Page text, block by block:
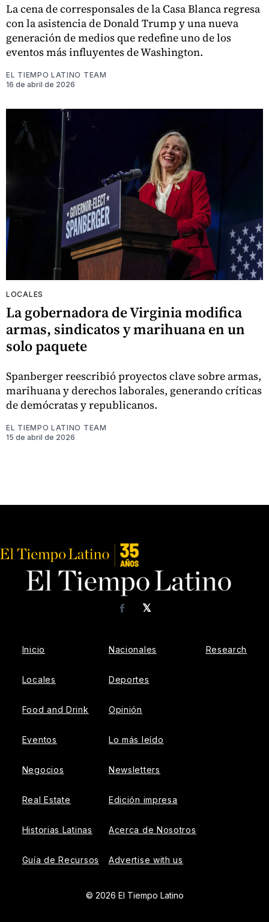
La cena de corresponsales de la Casa Blanca regresa
con la asistencia de Donald Trump y una nueva
generación de medios que redefine uno de los
eventos más influyentes de Washington.
EL TIEMPO LATINO TEAM
16 de abril de 2026
LOCALES
La gobernadora de Virginia modifica
armas, sindicatos y marihuana en un
solo paquete
Spanberger reescribió proyectos clave sobre armas,
marihuana y derechos laborales, generando críticas
de demócratas y republicanos.
EL TIEMPO LATINO TEAM
15 de abril de 2026
𝕏
Facebook
Inicio
Locales
Food and Drink
Eventos
Negocios
Real Estate
Historias Latinas
Guía de Recursos
Nacionales
Deportes
Opinión
Lo más leído
Newsletters
Edición impresa
Acerca de Nosotros
Advertise with us
Research
© 2026 El Tiempo Latino